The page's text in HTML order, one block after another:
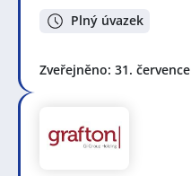
Plný úvazek
Zveřejněno: 31. července